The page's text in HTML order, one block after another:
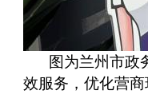
图为兰州市政
效服务，优化营